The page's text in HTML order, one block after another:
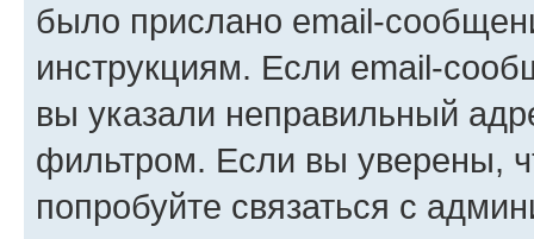
было прислано email-
инструкциям. Если email-
вы указали неправильный
фильтром. Если вы уверены,
попробуйте связаться с